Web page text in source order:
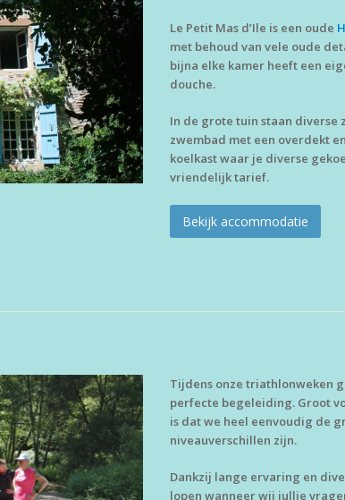
Le Petit Mas d’Ile is een oude
met behoud van vele oude
bijna elke kamer heeft een
douche.
In de grote tuin staan diverse
zwembad met een overdekt
koelkast waar je diverse
vriendelijk tarief.
Bekijk accommodatie
Tijdens onze triathlonweken
perfecte begeleiding. Groot
is dat we heel eenvoudig de
niveauverschillen zijn.
Dankzij lange ervaring en
lopen wanneer wij jullie